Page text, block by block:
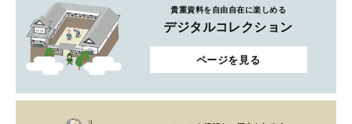
貴重資料を自由自在に楽しめる
デジタルコレクション
ページを見る